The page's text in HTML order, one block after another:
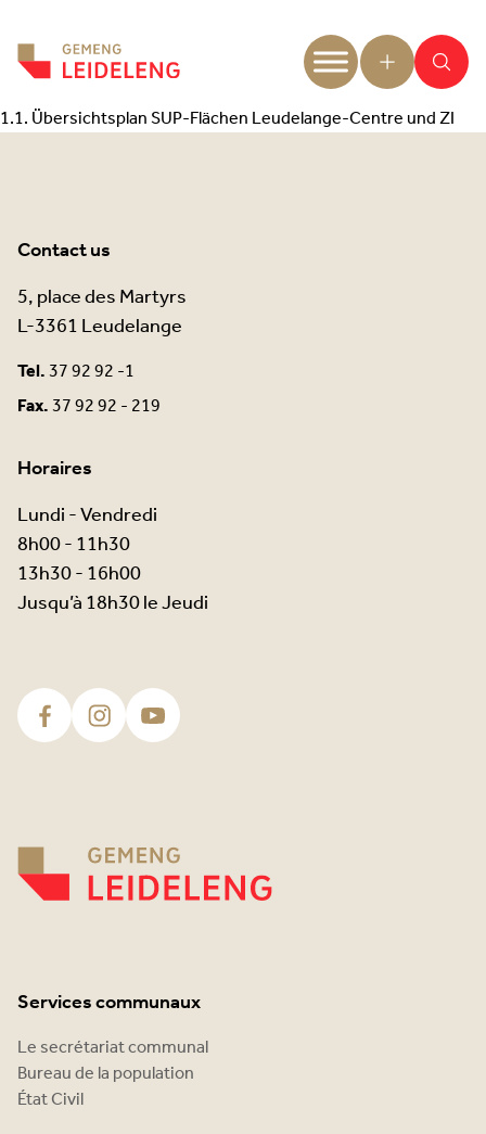
1.1. Übersichtsplan SUP-Flächen Leudelange-Centre und ZI
Contact us
5, place des Martyrs
L-3361 Leudelange
Tel.37 92 92 -1
Fax.37 92 92 - 219
Horaires
Lundi - Vendredi
8h00 - 11h30
13h30 - 16h00
Jusqu’à 18h30 le Jeudi
Services communaux
Le secrétariat communal
Bureau de la population
État Civil